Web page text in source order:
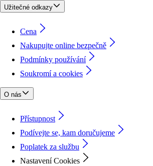
Užitečné odkazy
Cena
Nakupujte online bezpečně
Podmínky používání
Soukromí a cookies
O nás
Přístupnost
Podívejte se, kam doručujeme
Poplatek za službu
Nastavení Cookies